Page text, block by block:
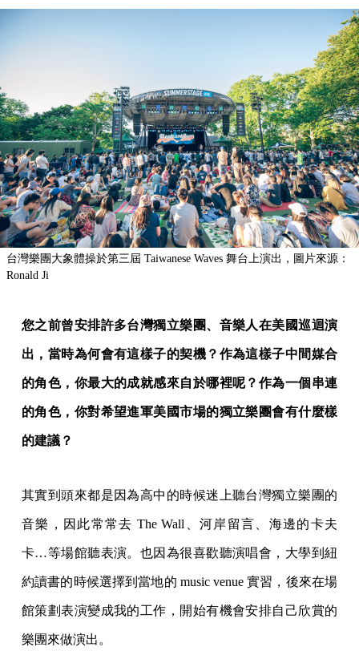
台灣樂團大象體操於第三屆 Taiwanese Waves 舞台上演出，圖片來源：
Ronald Ji
您之前曾安排許多台灣獨立樂團、音樂人在美國巡迴演
出，當時為何會有這樣子的契機？作為這樣子中間媒合
的角色，你最大的成就感來自於哪裡呢？作為一個串連
的角色，你對希望進軍美國市場的獨立樂團會有什麼樣
的建議？
其實到頭來都是因為高中的時候迷上聽台灣獨立樂團的
音樂，因此常常去 The Wall、河岸留言、海邊的卡夫
卡…等場館聽表演。也因為很喜歡聽演唱會，大學到紐
約讀書的時候選擇到當地的 music venue 實習，後來在場
館策劃表演變成我的工作，開始有機會安排自己欣賞的
樂團來做演出。